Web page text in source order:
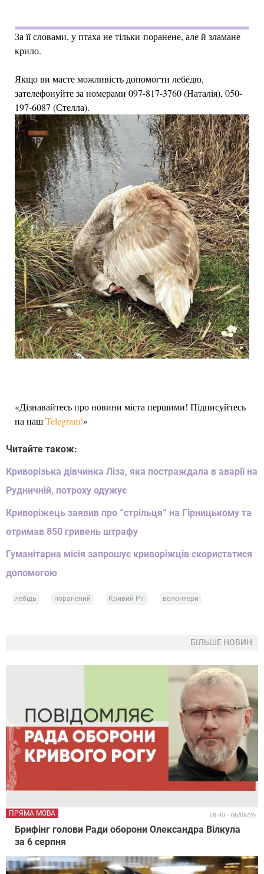
За її словами, у птаха не тільки поранене, але й зламане
крило.
Якщо ви маєте можливість допомогти лебедю,
зателефонуйте за номерами 097-817-3760 (Наталія), 050-
197-6087 (Стелла).
«Дізнавайтесь про новини міста першими! Підписуйтесь
на нашTelegram!»
Читайте також:
Криворізька дівчинка Ліза, яка постраждала в аварії на
Рудничній, потроху одужує
Криворіжець заявив про “стрільця” на Гірницькому та
отримав 850 гривень штрафу
Гуманітарна місія запрошує криворіжців скористатися
допомогою
лебідь поранений Кривий Ріг волонтери
БІЛЬШЕ НОВИН
Брифінг голови Ради оборони Олександра Вілкула
за 6 серпня
ПРЯМА МОВА 18:40 - 06/08/26